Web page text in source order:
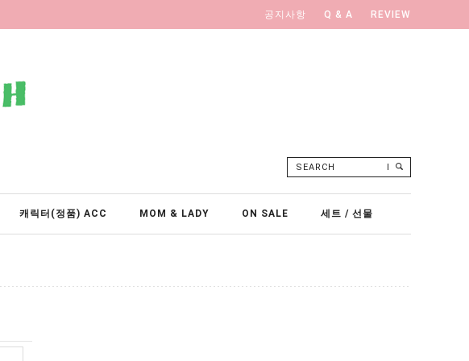
공지사항 Q & A REVIEW
SEARCH
캐릭터(정품) ACC MOM & LADY ON SALE 세트 / 선물